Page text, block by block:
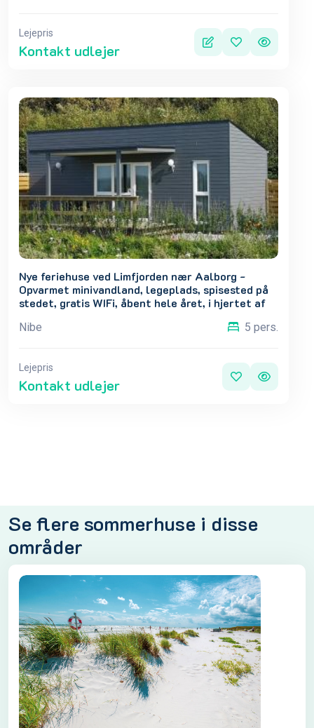
Lejepris
Kontakt udlejer
Nye feriehuse ved Limfjorden nær Aalborg -
Opvarmet minivandland, legeplads, spisested på
stedet, gratis WIFi, åbent hele året, i hjertet af
Nibe 5 pers.
Lejepris
Kontakt udlejer
Se flere sommerhuse i disse
områder